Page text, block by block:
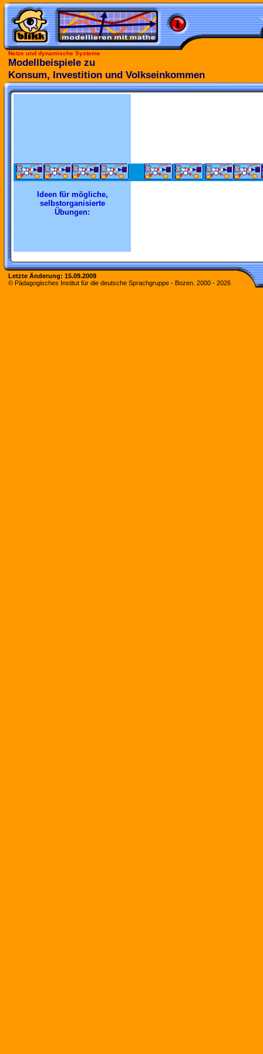
Netze und dynamische Systeme
Modellbeispiele zu
Konsum, Investition und Volkseinkommen
Ideen für mögliche,
selbstorganisierte
Übungen:
Letzte Änderung: 15.09.2009
© Pädagogisches Institut für die deutsche Sprachgruppe - Bozen. 2000 - 2026